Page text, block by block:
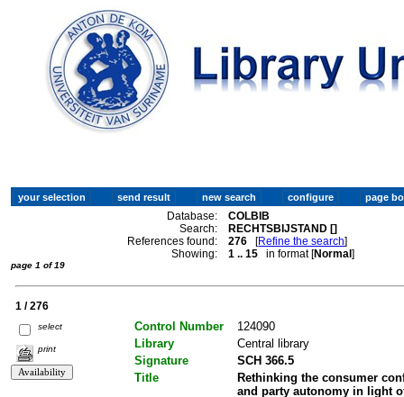
Database:
COLBIB
Search:
RECHTSBIJSTAND []
References found:
276 [Refine the search]
Showing:
1 .. 15 in format [Normal]
page 1 of 19
1 / 276
select
print
Control Number
124090
Library
Central library
Signature
SCH 366.5
Title
Rethinking the consumer
and party autonomy in light